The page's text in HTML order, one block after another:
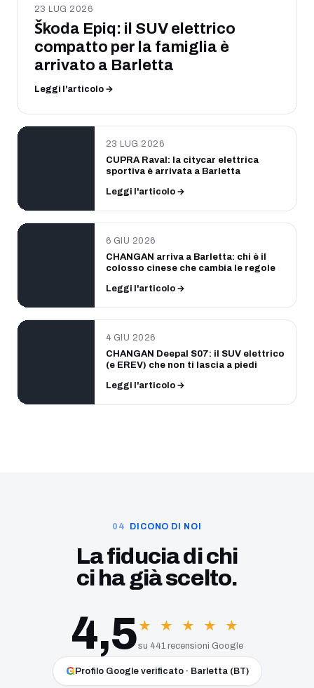
23 LUG 2026
Škoda Epiq: il SUV elettrico
compatto per la famiglia è
arrivato a Barletta
Leggi l'articolo →
23 LUG 2026
CUPRA Raval: la citycar elettrica
sportiva è arrivata a Barletta
Leggi l'articolo →
6 GIU 2026
CHANGAN arriva a Barletta: chi è il
colosso cinese che cambia le regole
Leggi l'articolo →
4 GIU 2026
CHANGAN Deepal S07: il SUV elettrico
(e EREV) che non ti lascia a piedi
Leggi l'articolo →
DICONO DI NOI
La fiducia di chi
ci ha già scelto.
4,5★ ★ ★ ★ ★
su 441 recensioni Google
GProfilo Google verificato · Barletta (BT)